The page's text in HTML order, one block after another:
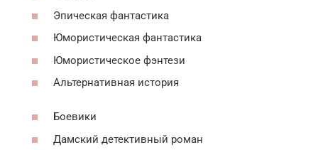
Эпическая фантастика
Юмористическая фантастика
Юмористическое фэнтези
Альтернативная история
Боевики
Дамский детективный роман